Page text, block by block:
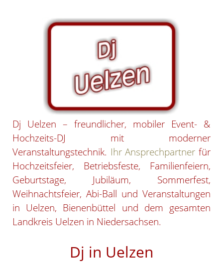
Dj Uelzen – freundlicher, mobiler Event- &
Hochzeits-DJ mit moderner
Veranstaltungstechnik. Ihr Ansprechpartner für
Hochzeitsfeier, Betriebsfeste, Familienfeiern,
Geburtstage, Jubiläum, Sommerfest,
Weihnachtsfeier, Abi-Ball und Veranstaltungen
in Uelzen, Bienenbüttel und dem gesamten
Landkreis Uelzen in Niedersachsen.
Dj in Uelzen